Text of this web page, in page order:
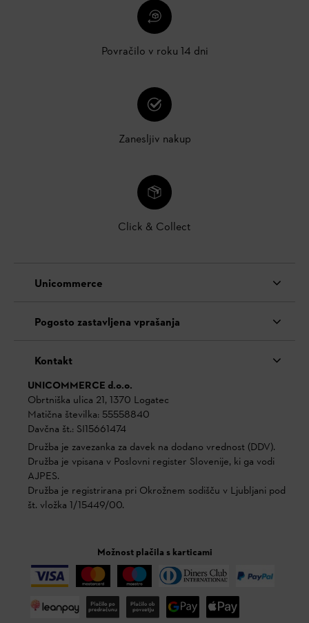
Povračilo v roku 14 dni
Zanesljiv nakup
Click & Collect
Unicommerce
Pogosto zastavljena vprašanja
Kontakt
UNICOMMERCE d.o.o.
Obrtniška ulica 21, 1370 Logatec
Matična številka: 55558840
Davčna št.: SI15661474
Družba je zavezanka za davek na dodano vrednost (DDV).
Družba je vpisana v Poslovni register Slovenije, ki ga vodi
AJPES.
Družba je registrirana pri Okrožnem sodišču v Ljubljani pod
št. vložka 1/15449/00.
Možnost plačila s karticami